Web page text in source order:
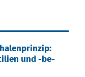
und -be­